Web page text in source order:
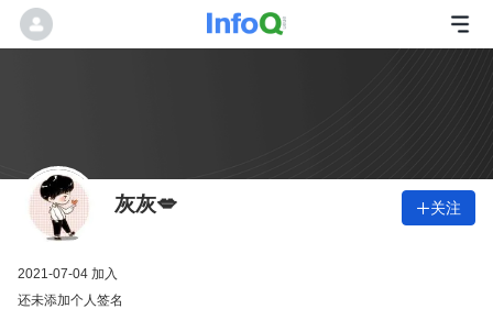
灰灰💋 关注
2021-07-04 加入
还未添加个人签名